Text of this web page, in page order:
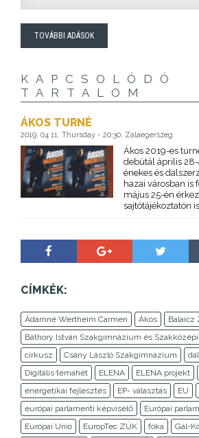
TOVÁBBI ADÁSOK
KAPCSOLÓDÓ
TARTALOM
ÁKOS TURNÉ
2019. 04 11. Thursday - 20:30, Zalaegerszeg
Ákos 2019-es
debütál április
énekes és
hazai városban is
május 25-én
sajtótájékoztatón
CÍMKÉK:
Ádámné Wertheim Carmen Ákos
Balaicz
Báthory István Szakgimnázium és
cirkusz
Csány László Szakgimnázium
Digitális témahét
ELENA ELENA projekt
energetikai fejlesztés
EP- választás EU
európai parlamenti képviselő
Európai
Európai Unió
EuropTec ZÚK fóka Gál-